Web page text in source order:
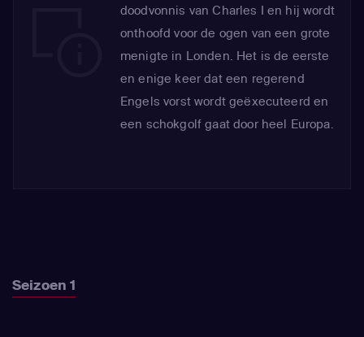
doodvonnis van Charles I en hij wordt
onthoofd voor de ogen van een grote
menigte in Londen. Het is de eerste
en enige keer dat een regerend
Engels vorst wordt geëxecuteerd en
een schokgolf gaat door heel Europa.
Seizoen 1